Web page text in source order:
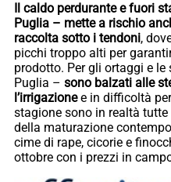
Il caldo perdurante e fuori
Puglia – mette a rischio
raccolta sotto i tendoni,
picchi troppo alti per
prodotto. Per gli ortaggi e
Puglia – sono balzati alle
l’irrigazionee in difficoltà
stagione sono in realtà
della maturazione
cime di rape, cicorie e
ottobre con i prezzi in